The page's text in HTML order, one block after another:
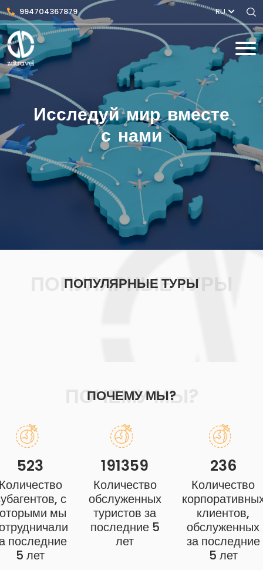
994704367879 RU
Исследуй мир вместе
с нами
ПОПУЛЯРНЫЕ ТУРЫ
ПОПУЛЯРНЫЕ ТУРЫ
ПОЧЕМУ МЫ?
ПОЧЕМУ МЫ?
523
с
мы
последние
5 лет
191359
Количество
обслуженных
туристов за
последние 5
лет
236
Количество
клиентов,
обслуженных
за последние
5 лет